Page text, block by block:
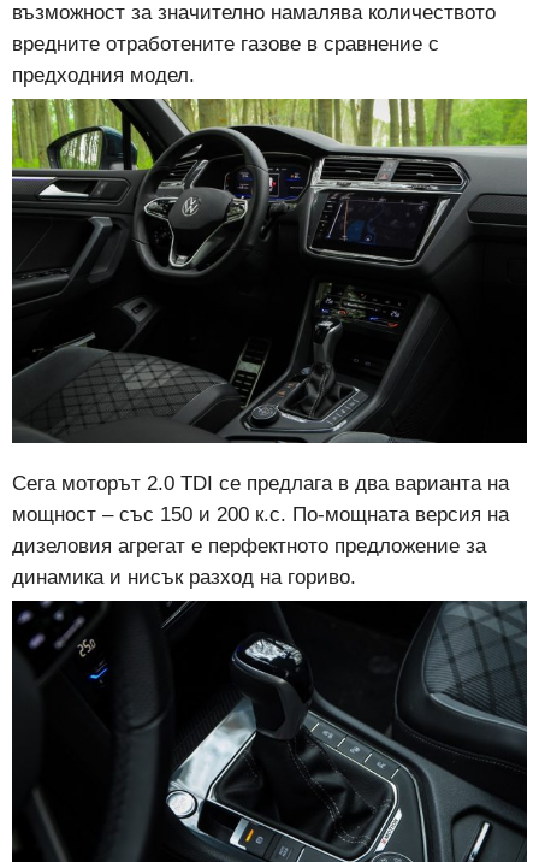
възможност за значително намалява количеството
вредните отработените газове в сравнение с
предходния модел.
Сега моторът 2.0 TDI се предлага в два варианта на
мощност – със 150 и 200 к.с. По-мощната версия на
дизеловия агрегат е перфектното предложение за
динамика и нисък разход на гориво.